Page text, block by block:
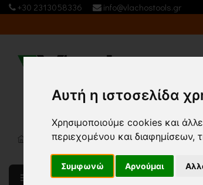
Αυτή η ιστοσελίδα
Χρησιμοποιούμε cookies και
περιεχομένου και διαφημίσεων,
Συμφωνώ Αρνούμαι
+30 2313058336 info@vlachostools.gr
Κεντρική σελίδα ΥΔΡΑΥΛΙΚΑ ΒΑΝΕΣ-ΒΡΥΣΕΣ-
ΚΑΤΗΓΟΡΙΕΣ